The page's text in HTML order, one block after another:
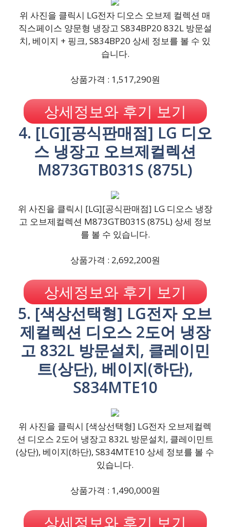
위 사진을 클릭시 LG전자 디오스 오브제 컬렉션 매
직스페이스 양문형 냉장고 S834BP20 832L 방문설
치, 베이지 + 핑크, S834BP20 상세 정보를 볼 수 있
습니다.
상품가격 : 1,517,290원
상세정보와 후기 보기
4. [LG][공식판매점] LG 디오
스 냉장고 오브제컬렉션
M873GTB031S (875L)
위 사진을 클릭시 [LG][공식판매점] LG 디오스 냉장
고 오브제컬렉션 M873GTB031S (875L) 상세 정보
를 볼 수 있습니다.
상품가격 : 2,692,200원
상세정보와 후기 보기
5. [색상선택형] LG전자 오브
제컬렉션 디오스 2도어 냉장
고 832L 방문설치, 클레이민
트(상단), 베이지(하단),
S834MTE10
위 사진을 클릭시 [색상선택형] LG전자 오브제컬렉
션 디오스 2도어 냉장고 832L 방문설치, 클레이민트
(상단), 베이지(하단), S834MTE10 상세 정보를 볼 수
있습니다.
상품가격 : 1,490,000원
상세정보와 후기 보기